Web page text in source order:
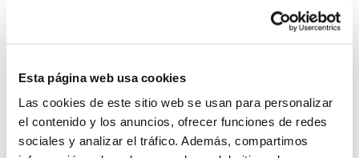
Esta página web usa cookies
Las cookies de este sitio web se usan para personalizar
el contenido y los anuncios, ofrecer funciones de redes
sociales y analizar el tráfico. Además, compartimos